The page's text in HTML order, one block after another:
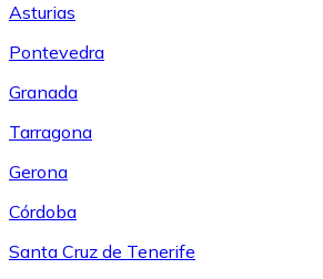
Asturias
Pontevedra
Granada
Tarragona
Gerona
Córdoba
Santa Cruz de Tenerife